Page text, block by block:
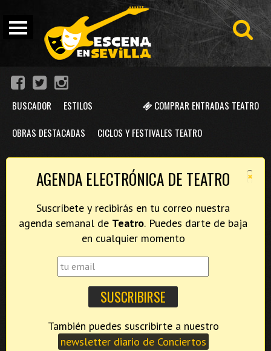
COMPRAR ENTRADAS TEATRO
BUSCADOR ESTILOS
OBRAS DESTACADAS CICLOS Y FESTIVALES TEATRO
×
AGENDA ELECTRÓNICA DE TEATRO
Suscríbete y recibirás en tu correo nuestra
agenda semanal de Teatro. Puedes darte de baja
en cualquier momento
newsletter diario de Conciertos